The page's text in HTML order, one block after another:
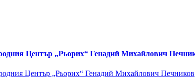
Център „Рьорих“ Генадий Михайлович